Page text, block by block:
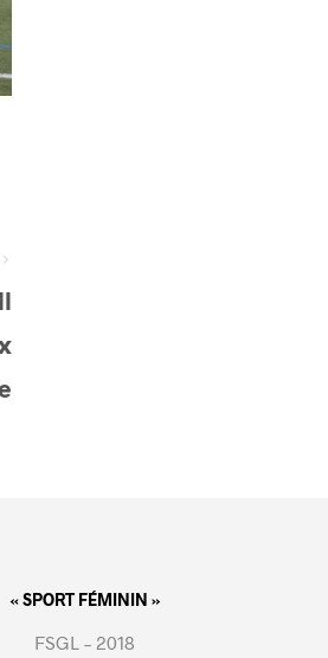
« SPORT FÉMININ »
FSGL – 2018